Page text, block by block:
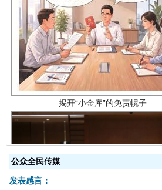
揭开“小金库”的免责幌子
公众全民传媒
发表感言：